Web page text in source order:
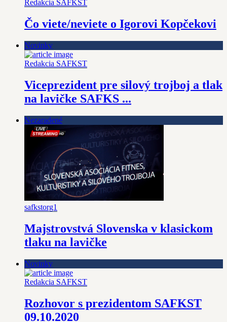
Redakcia SAFKST
Čo viete/neviete o Igorovi Kopčekovi
Novinky
Redakcia SAFKST
Viceprezident pre silový trojboj a tlak
na lavičke SAFKS ...
Nezaradené
safkstorg1
Majstrovstvá Slovenska v klasickom
tlaku na lavičke
Novinky
Redakcia SAFKST
Rozhovor s prezidentom SAFKST
09.10.2020